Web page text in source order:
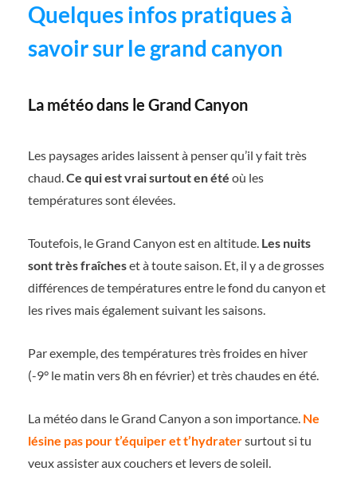
Quelques infos pratiques à
savoir sur le grand canyon
La météo dans le Grand Canyon
Les paysages arides laissent à penser qu’il y fait très
chaud.Ce qui est vrai surtout en été où les
températures sont élevées.
Toutefois, le Grand Canyon est en altitude. Les nuits
sont très fraîcheset à toute saison. Et, il y a de grosses
différences de températures entre le fond du canyon et
les rives mais également suivant les saisons.
Par exemple, des températures très froides en hiver
(-9° le matin vers 8h en février) et très chaudes en été.
La météo dans le Grand Canyon a son importance. Ne
lésine pas pour t’équiper et t’hydratersurtout si tu
veux assister aux couchers et levers de soleil.